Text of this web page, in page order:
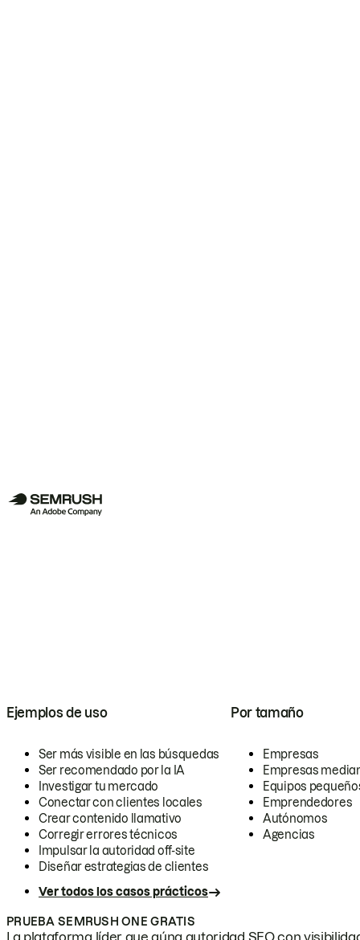
Ejemplos de uso
Ser más visible en las búsquedas
Ser recomendado por la IA
Investigar tu mercado
Conectar con clientes locales
Crear contenido llamativo
Corregir errores técnicos
Impulsar la autoridad off-site
Diseñar estrategias de clientes
Ver todos los casos prácticos
Por tamaño
Empresas
Empresas
Equipos
Emprendedores
Autónomos
Agencias
PRUEBA SEMRUSH ONE GRATIS
La plataforma líder que aúna autoridad SEO con